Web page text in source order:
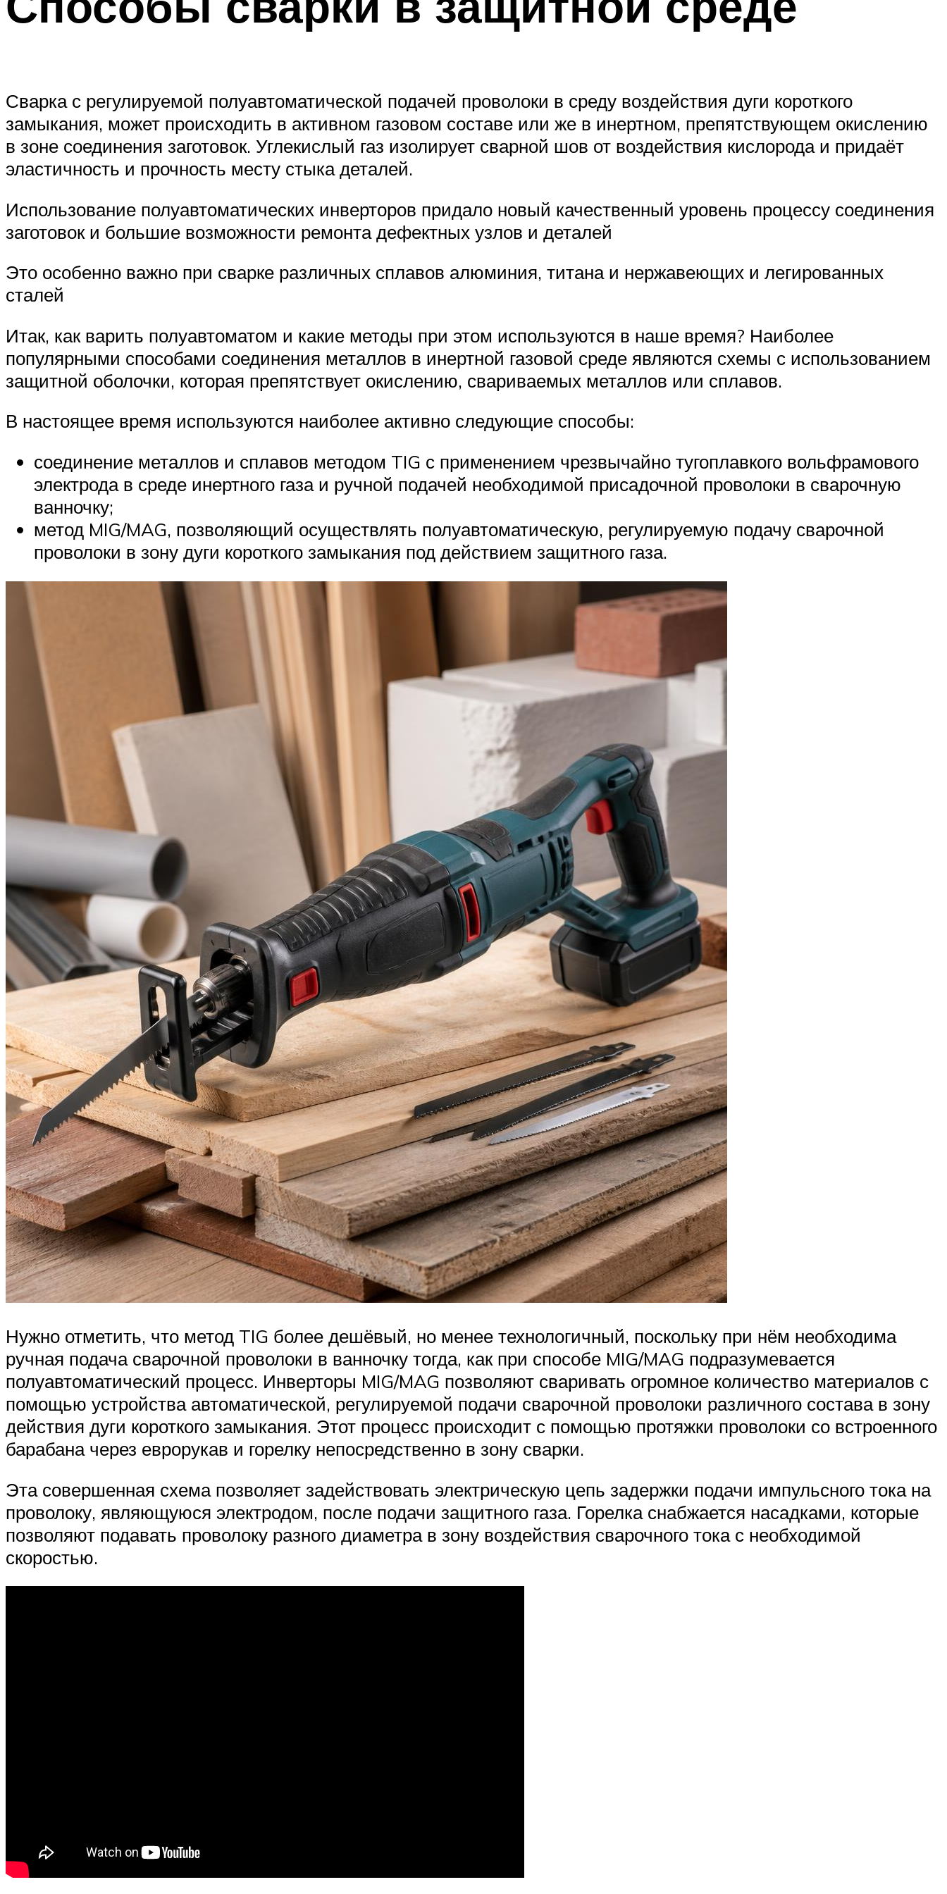
Сварка с регулируемой полуавтоматической подачей проволоки в среду воздействия дуги короткого
замыкания, может происходить в активном газовом составе или же в инертном, препятствующем окислению
в зоне соединения заготовок. Углекислый газ изолирует сварной шов от воздействия кислорода и придаёт
эластичность и прочность месту стыка деталей.
Использование полуавтоматических инверторов придало новый качественный уровень процессу соединения
заготовок и большие возможности ремонта дефектных узлов и деталей
Это особенно важно при сварке различных сплавов алюминия, титана и нержавеющих и легированных
сталей
Итак, как варить полуавтоматом и какие методы при этом используются в наше время? Наиболее
популярными способами соединения металлов в инертной газовой среде являются схемы с использованием
защитной оболочки, которая препятствует окислению, свариваемых металлов или сплавов.
В настоящее время используются наиболее активно следующие способы:
соединение металлов и сплавов методом TIG с применением чрезвычайно тугоплавкого вольфрамового
электрода в среде инертного газа и ручной подачей необходимой присадочной проволоки в сварочную
ванночку;
метод MIG/MAG, позволяющий осуществлять полуавтоматическую, регулируемую подачу сварочной
проволоки в зону дуги короткого замыкания под действием защитного газа.
Нужно отметить, что метод TIG более дешёвый, но менее технологичный, поскольку при нём необходима
ручная подача сварочной проволоки в ванночку тогда, как при способе MIG/MAG подразумевается
полуавтоматический процесс. Инверторы MIG/MAG позволяют сваривать огромное количество материалов с
помощью устройства автоматической, регулируемой подачи сварочной проволоки различного состава в зону
действия дуги короткого замыкания. Этот процесс происходит с помощью протяжки проволоки со встроенного
барабана через еврорукав и горелку непосредственно в зону сварки.
Эта совершенная схема позволяет задействовать электрическую цепь задержки подачи импульсного тока на
проволоку, являющуюся электродом, после подачи защитного газа. Горелка снабжается насадками, которые
позволяют подавать проволоку разного диаметра в зону воздействия сварочного тока с необходимой
скоростью.